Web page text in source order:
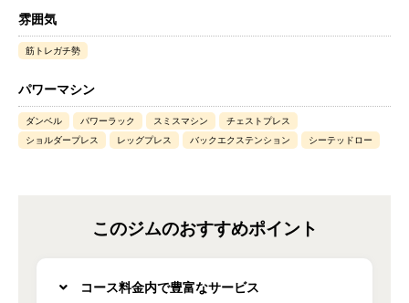
雰囲気
筋トレガチ勢
パワーマシン
ダンベル パワーラック スミスマシン
チェストプレス
ショルダープレス
レッグプレス バックエクステンション シーテッドロー
このジムのおすすめポイント
コース料金内で豊富なサービス